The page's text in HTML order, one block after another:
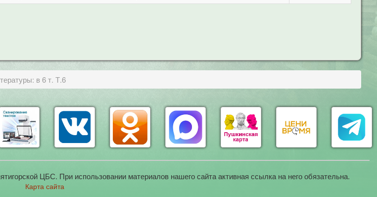
в 6 т. Т.6
ЦБС. При использовании материалов нашего сайта активная ссылка на него обязательна.
Карта сайта